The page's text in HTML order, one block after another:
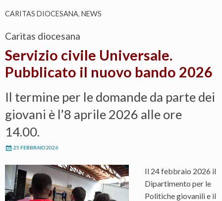
CARITAS DIOCESANA, NEWS
Caritas diocesana
Servizio civile Universale.
Pubblicato il nuovo bando 2026
Il termine per le domande da parte dei
giovani è l’8 aprile 2026 alle ore
14.00.
25 FEBBRAIO 2026
Il 24 febbraio 2026 il
Dipartimento per le
Politiche giovanili e il